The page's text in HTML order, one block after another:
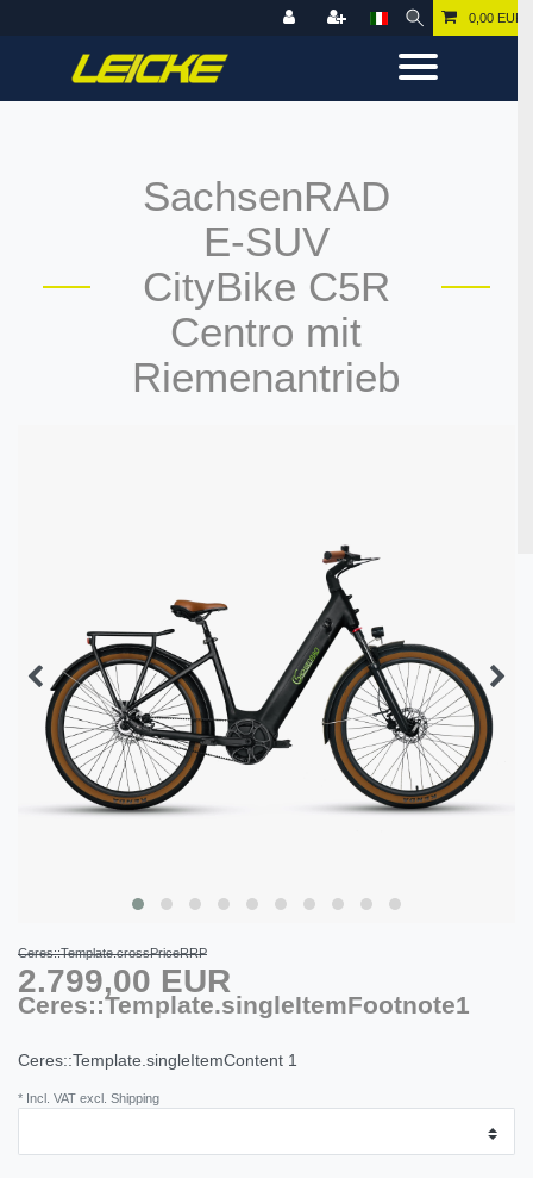
0,00 EUR
SachsenRAD
E-SUV
CityBike C5R
Centro mit
Riemenantrieb
Ceres::Template.crossPriceRRP
2.799,00 EUR
Ceres::Template.singleItemFootnote1
Ceres::Template.singleItemContent 1
* Incl. VAT excl. Shipping